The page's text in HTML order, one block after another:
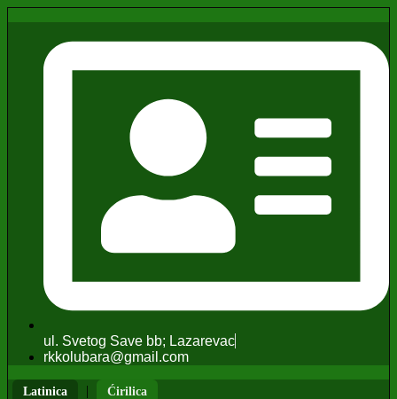
ul. Svetog Save bb; Lazarevac
rkkolubara@gmail.com
Latinica | Ćirilica